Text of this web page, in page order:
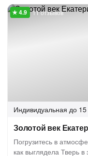
11 отзывов
Индивидуальная до 15
Золотой век
Погрузитесь в
как выглядела Тверь